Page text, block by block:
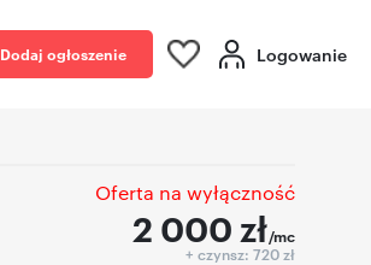
Dodaj ogłoszenie Logowanie
Oferta na wyłączność
2 000 zł/mc
+ czynsz: 720 zł